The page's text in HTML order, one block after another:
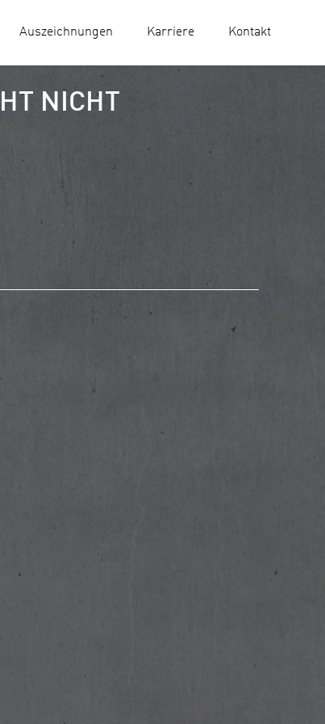
Auszeichnungen Karriere Kontakt
NICHT